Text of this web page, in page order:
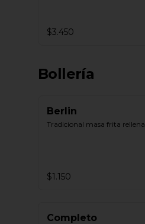
$3.450
Bollería
Berlin
Tradicional masa frita rellena
$1.150
Completo